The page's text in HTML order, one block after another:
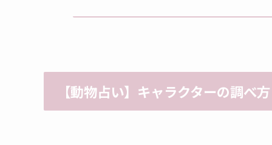
【動物占い】 キャラクターの調べ方